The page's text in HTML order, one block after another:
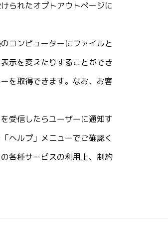
られたオプトアウトページに
コンピューターにファイルと
示を変えたりすることができ
を取得できます。なお、お客
受信したらユーザーに通知す
ヘルプ」メニューでご確認く
各種サービスの利用上、制約